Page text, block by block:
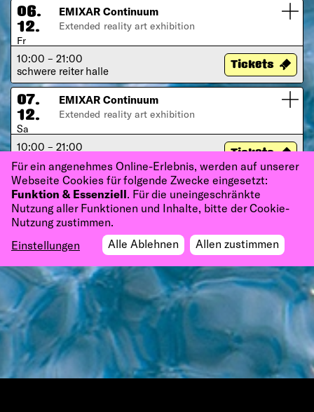
06.
12.
Fr
EMIXAR Continuum
Extended reality art exhibition
10:00 – 21:00
schwere reiter halle
Tickets
07.
12.
Sa
EMIXAR Continuum
Extended reality art exhibition
10:00 – 21:00
schwere reiter halle
Tickets
Für ein angenehmes Online-Erlebnis, werden auf unserer
Webseite Cookies für folgende Zwecke eingesetzt:
Funktion & Essenziell. Für die uneingeschränkte
Nutzung aller Funktionen und Inhalte, bitte der Cookie-
Nutzung zustimmen.
Einstellungen
Alle Ablehnen Allen zustimmen